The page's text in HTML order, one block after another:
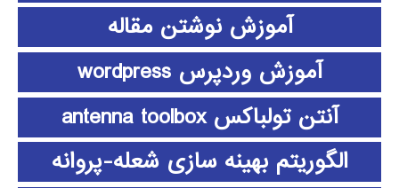
آموزش نوشتن مقاله
آموزش وردپرس wordpress
آنتن تولباکس antenna toolbox
الگوریتم بهینه سازی شعله-پروانه